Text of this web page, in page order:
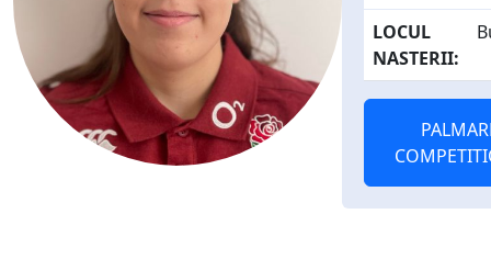
LOCUL
NASTERII: